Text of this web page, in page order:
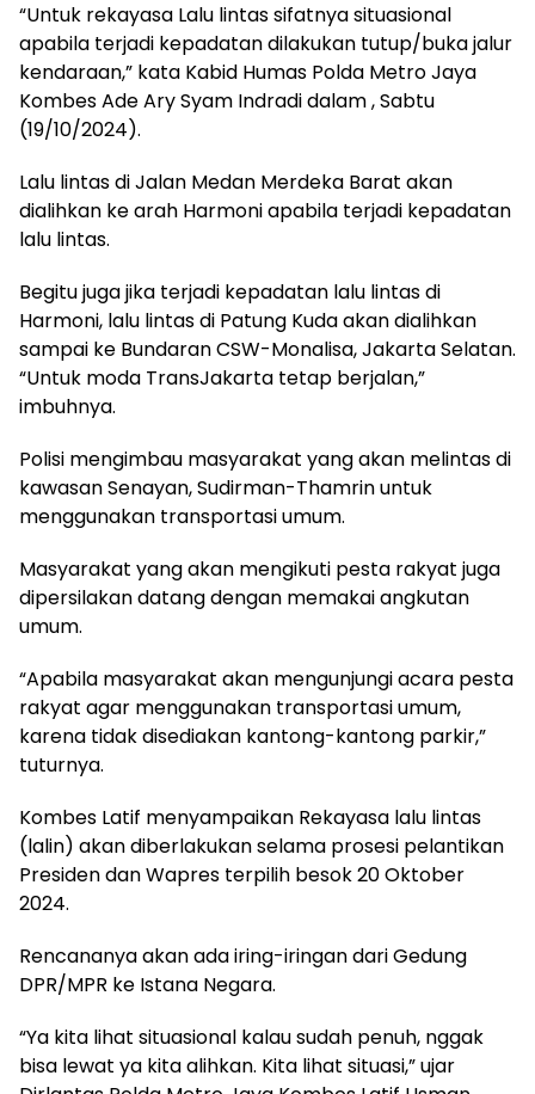
“Untuk rekayasa Lalu lintas sifatnya situasional
apabila terjadi kepadatan dilakukan tutup/buka jalur
kendaraan,” kata Kabid Humas Polda Metro Jaya
Kombes Ade Ary Syam Indradi dalam , Sabtu
(19/10/2024).
Lalu lintas di Jalan Medan Merdeka Barat akan
dialihkan ke arah Harmoni apabila terjadi kepadatan
lalu lintas.
Begitu juga jika terjadi kepadatan lalu lintas di
Harmoni, lalu lintas di Patung Kuda akan dialihkan
sampai ke Bundaran CSW-Monalisa, Jakarta Selatan.
“Untuk moda TransJakarta tetap berjalan,”
imbuhnya.
Polisi mengimbau masyarakat yang akan melintas di
kawasan Senayan, Sudirman-Thamrin untuk
menggunakan transportasi umum.
Masyarakat yang akan mengikuti pesta rakyat juga
dipersilakan datang dengan memakai angkutan
umum.
“Apabila masyarakat akan mengunjungi acara pesta
rakyat agar menggunakan transportasi umum,
karena tidak disediakan kantong-kantong parkir,”
tuturnya.
Kombes Latif menyampaikan Rekayasa lalu lintas
(lalin) akan diberlakukan selama prosesi pelantikan
Presiden dan Wapres terpilih besok 20 Oktober
2024.
Rencananya akan ada iring-iringan dari Gedung
DPR/MPR ke Istana Negara.
“Ya kita lihat situasional kalau sudah penuh, nggak
bisa lewat ya kita alihkan. Kita lihat situasi,” ujar